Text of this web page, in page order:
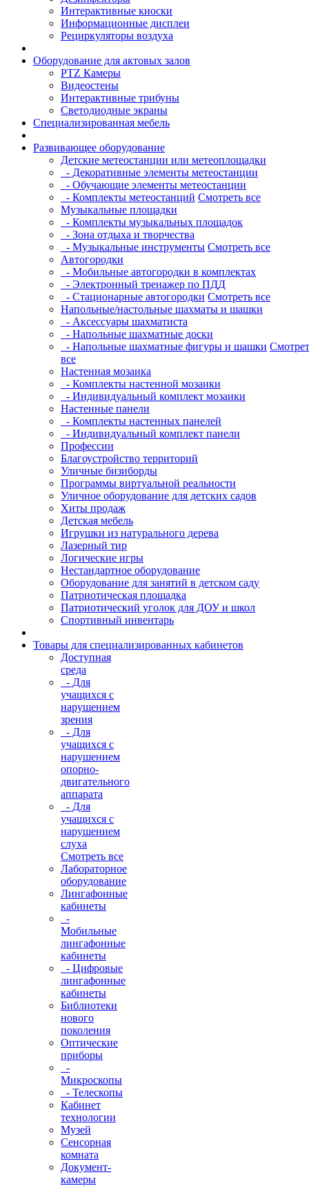
Интерактивные киоски
Информационные дисплеи
Рециркуляторы воздуха
Оборудование для актовых залов
PTZ Камеры
Видеостены
Интерактивные трибуны
Светодиодные экраны
Специализированная мебель
Развивающее оборудование
Детские метеостанции или метеоплощадки
- Декоративные элементы метеостанции
- Обучающие элементы метеостанции
- Комплекты метеостанций Смотреть все
Музыкальные площадки
- Комплекты музыкальных площадок
- Зона отдыха и творчества
- Музыкальные инструменты Смотреть все
Автогородки
- Мобильные автогородки в комплектах
- Электронный тренажер по ПДД
- Стационарные автогородки Смотреть все
Напольные/настольные шахматы и шашки
- Аксессуары шахматиста
- Напольные шахматные доски
- Напольные шахматные фигуры и шашки
все
Настенная мозаика
- Комплекты настенной мозаики
- Индивидуальный комплект мозаики
Настенные панели
- Комплекты настенных панелей
- Индивидуальный комплект панели
Профессии
Благоустройство территорий
Уличные бизиборды
Программы виртуальной реальности
Уличное оборудование для детских садов
Хиты продаж
Детская мебель
Игрушки из натурального дерева
Лазерный тир
Логические игры
Нестандартное оборудование
Оборудование для занятий в детском саду
Патриотическая площадка
Патриотический уголок для ДОУ и школ
Спортивный инвентарь
Товары для специализированных кабинетов
Доступная
среда
- Для
учащихся с
нарушением
зрения
- Для
учащихся с
нарушением
опорно-
двигательного
аппарата
- Для
учащихся с
нарушением
слуха
Смотреть все
Лабораторное
оборудование
Лингафонные
кабинеты
-
Мобильные
лингафонные
кабинеты
- Цифровые
лингафонные
кабинеты
Библиотеки
нового
поколения
Оптические
приборы
-
Микроскопы
- Телескопы
Кабинет
технологии
Музей
Сенсорная
комната
Документ-
камеры